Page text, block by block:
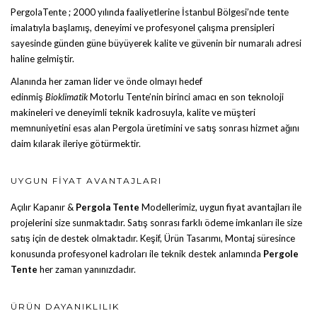
PergolaTente; 2000 yılında faaliyetlerine İstanbul Bölgesi’nde tente
imalatıyla başlamış, deneyimi ve profesyonel çalışma prensipleri
sayesinde günden güne büyüyerek kalite ve güvenin bir numaralı adresi
haline gelmiştir.
Alanında her zaman lider ve önde olmayı hedef
edinmiş BioklimatikMotorlu Tente’nin birinci amacı en son teknoloji
makineleri ve deneyimli teknik kadrosuyla, kalite ve müşteri
memnuniyetini esas alan Pergola üretimini ve satış sonrası hizmet ağını
daim kılarak ileriye götürmektir.
UYGUN FIYAT AVANTAJLARI
Açılır Kapanır & Pergola Tente Modellerimiz, uygun fiyat avantajları ile
projelerini size sunmaktadır. Satış sonrası farklı ödeme imkanları ile size
satış için de destek olmaktadır. Keşif, Ürün Tasarımı, Montaj süresince
konusunda profesyonel kadroları ile teknik destek anlamında Pergole
Tente her zaman yanınızdadır.
ÜRÜN DAYANIKLILIK